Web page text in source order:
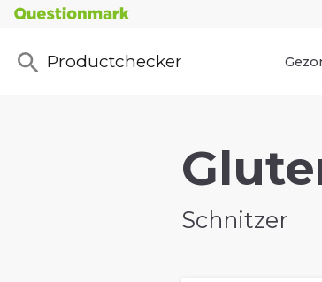
Productchecker
Schnitzer